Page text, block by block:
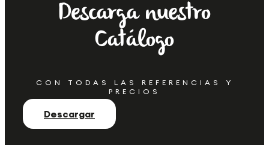
Descarga nuestro
Catálogo
CON TODAS LAS REFERENCIAS Y
PRECIOS
Descargar